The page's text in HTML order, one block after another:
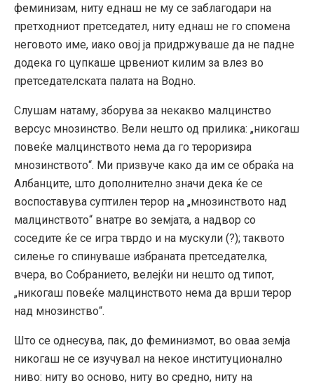
феминизам, ниту еднаш не му се заблагодари на
претходниот претседател, ниту еднаш не го спомена
неговото име, иако овој ја придржуваше да не падне
додека го цупкаше црвениот килим за влез во
претседателската палата на Водно.
Слушам натаму, зборува за некакво малцинство
версус мнозинство. Вели нешто од прилика: „никогаш
повеќе малцинството нема да го тероризира
мнозинството“. Ми призвуче како да им се обраќа на
Албанците, што дополнително значи дека ќе се
воспоставува суптилен терор на „мнозинството над
малцинството“ внатре во земјата, а надвор со
соседите ќе се игра тврдо и на мускули (?); таквото
силење го спинуваше избраната претседателка,
вчера, во Собранието, велејќи ни нешто од типот,
„никогаш повеќе малцинството нема да врши терор
над мнозинство“.
Што се однесува, пак, до феминизмот, во оваа земја
никогаш не се изучувал на некое институционално
ниво: ниту во осново, ниту во средно, ниту на